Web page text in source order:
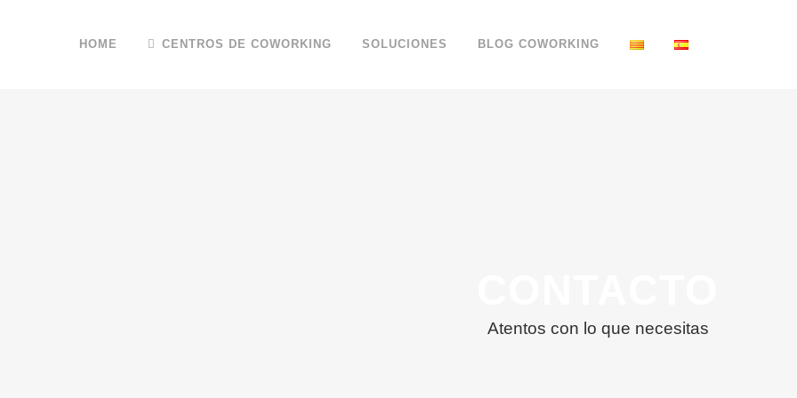
HOME CENTROS DE COWORKING SOLUCIONES BLOG COWORKING
Atentos con lo que necesitas